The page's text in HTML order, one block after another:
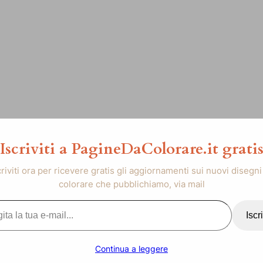
Iscriviti a PagineDaColorare.it gratis
ora per ricevere gratis gli aggiornamenti sui nuovi disegni
colorare che pubblichiamo, via mail
Continua a leggere